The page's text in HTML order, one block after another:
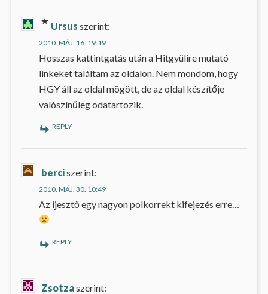
Ursus szerint:
2010. MÁJ. 16. 19:19
Hosszas kattintgatás után a Hitgyülire mutató
linkeket találtam az oldalon. Nem mondom, hogy
HGY áll az oldal mögött, de az oldal készítője
valószínűleg odatartozik.
REPLY
berciszerint:
2010. MÁJ. 30. 10:49
Az ijesztő egy nagyon polkorrekt kifejezés erre…
REPLY
Zsotzaszerint: